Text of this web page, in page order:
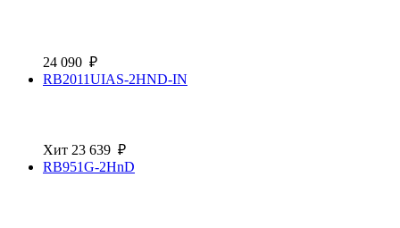
24 090 ₽
RB2011UIAS-2HND-IN
Хит 23 639 ₽
RB951G-2HnD